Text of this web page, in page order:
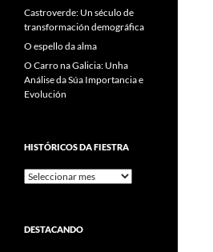
Castroverde: Un século de
transformación demográfica
O espello da alma
O Carro na Galicia: Unha
Análise da Súa Importancia e
Evolución
HISTÓRICOS DA FIESTRA
Históricos
DESTACANDO